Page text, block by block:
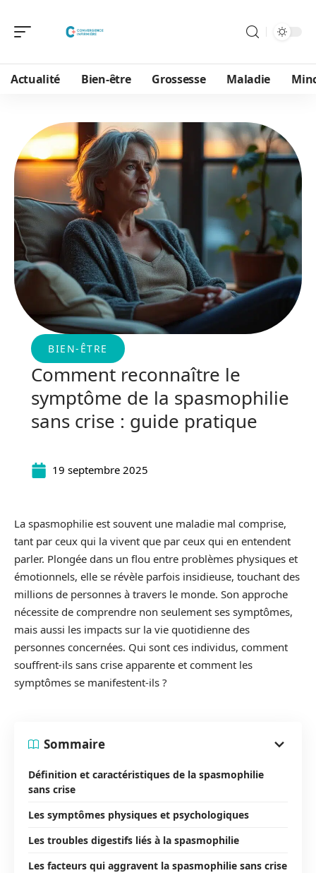
Actualité Bien-être Grossesse Maladie
BIEN-ÊTRE
Comment reconnaître le
symptôme de la spasmophilie
sans crise : guide pratique
19 septembre 2025
La spasmophilie est souvent une maladie mal comprise,
tant par ceux qui la vivent que par ceux qui en entendent
parler. Plongée dans un flou entre problèmes physiques et
émotionnels, elle se révèle parfois insidieuse, touchant des
millions de personnes à travers le monde. Son approche
nécessite de comprendre non seulement ses symptômes,
mais aussi les impacts sur la vie quotidienne des
personnes concernées. Qui sont ces individus, comment
souffrent-ils sans crise apparente et comment les
symptômes se manifestent-ils ?
Sommaire
Définition et caractéristiques de la spasmophilie
sans crise
Les symptômes physiques et psychologiques
Les troubles digestifs liés à la spasmophilie
Les facteurs qui aggravent la spasmophilie sans crise